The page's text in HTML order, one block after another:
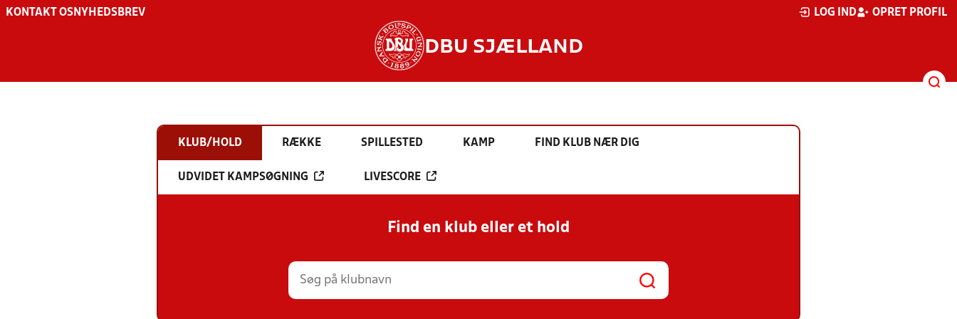
KONTAKT OS NYHEDSBREV LOG IND OPRET PROFIL
DBU SJÆLLAND
KLUB/HOLD RÆKKE SPILLESTED KAMP FIND KLUB NÆR DIG
UDVIDET KAMPSØGNING LIVESCORE
Find en klub eller et hold